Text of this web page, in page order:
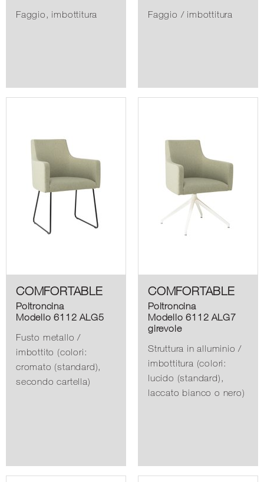
Faggio, imbottitura
Faggio / imbottitura
COMFORTABLE
Poltroncina
Modello 6112 ALG5
Fusto metallo /
imbottito (colori:
cromato (standard),
secondo cartella)
COMFORTABLE
Poltroncina
Modello 6112 ALG7
girevole
Struttura in alluminio /
imbottitura (colori:
lucido (standard),
laccato bianco o nero)